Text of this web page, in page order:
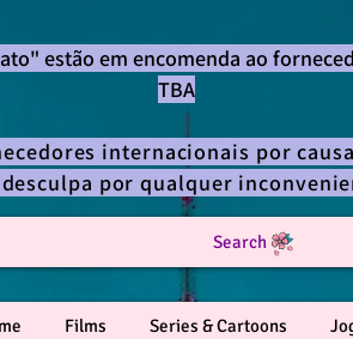
estão em encomenda ao
TBA
internacionais por
por qualquer
Search
Films Series & Cartoons